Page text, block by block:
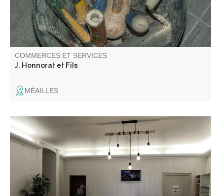
COMMERCES ET SERVICES
J. Honnorat et Fils
MÉAILLES
Bureau d'accueil ouvert toute l'année pour les
informations touristiques et/ou locales.